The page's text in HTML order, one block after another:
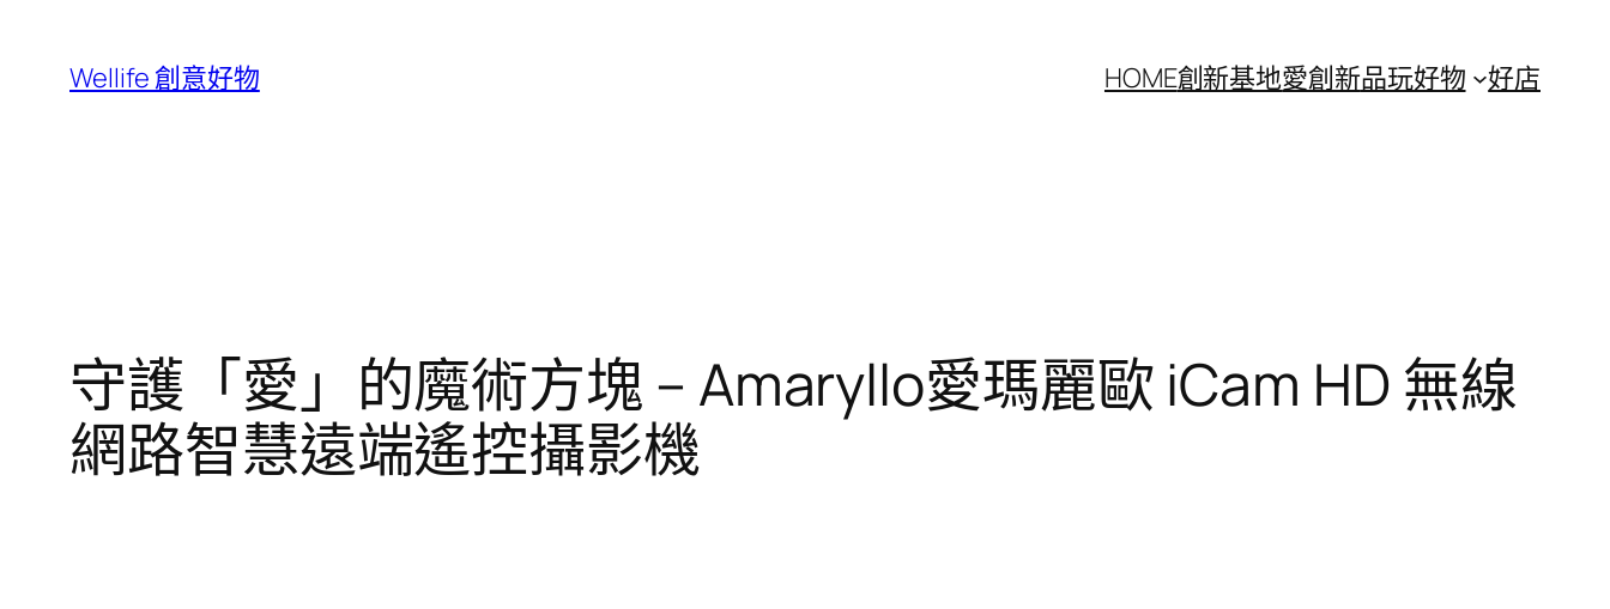
Wellife 創意好物 HOME創新基地愛創新品玩好物 好店
守護「愛」的魔術方塊 – Amaryllo愛瑪麗歐 iCam HD 無線
網路智慧遠端遙控攝影機